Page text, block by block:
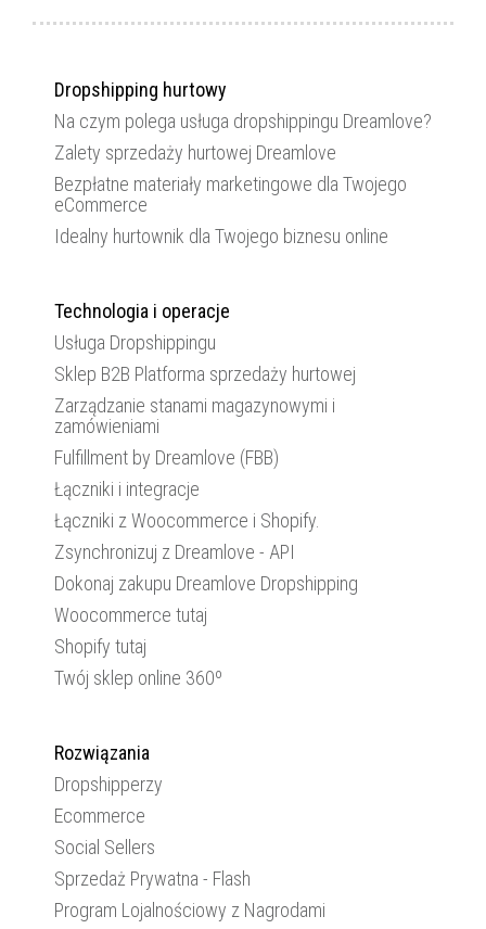
Dropshipping hurtowy
Na czym polega usługa dropshippingu Dreamlove?
Zalety sprzedaży hurtowej Dreamlove
Bezpłatne materiały marketingowe dla Twojego
eCommerce
Idealny hurtownik dla Twojego biznesu online
Technologia i operacje
Usługa Dropshippingu
Sklep B2B Platforma sprzedaży hurtowej
Zarządzanie stanami magazynowymi i
zamówieniami
Fulfillment by Dreamlove (FBB)
Łączniki i integracje
Łączniki z Woocommerce i Shopify.
Zsynchronizuj z Dreamlove - API
Dokonaj zakupu Dreamlove Dropshipping
Woocommerce tutaj
Shopify tutaj
Twój sklep online 360º
Rozwiązania
Dropshipperzy
Ecommerce
Social Sellers
Sprzedaż Prywatna - Flash
Program Lojalnościowy z Nagrodami